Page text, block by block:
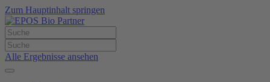
Zum Hauptinhalt springen
Alle Ergebnisse ansehen